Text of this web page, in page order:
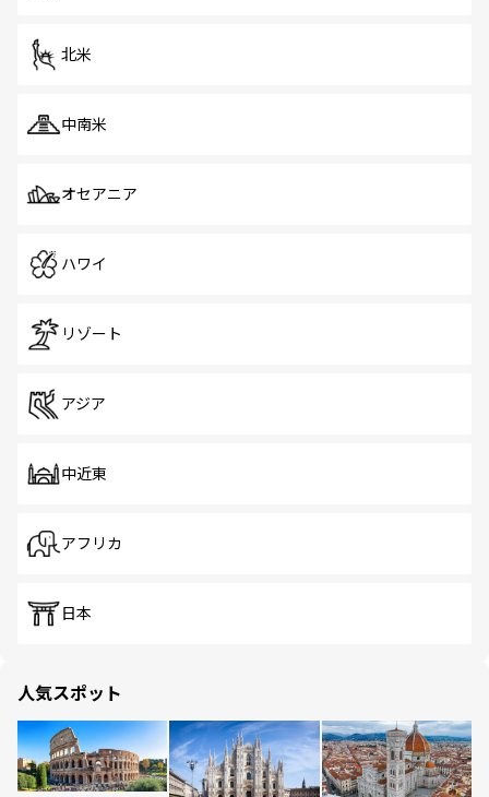
北米
中南米
オセアニア
ハワイ
リゾート
アジア
中近東
アフリカ
日本
人気スポット